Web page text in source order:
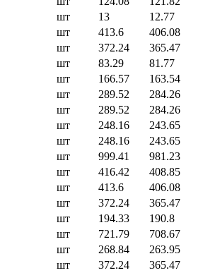
шт 13
12.77
шт 413.6
406.08
шт 372.24
365.47
шт 83.29
81.77
шт 166.57
163.54
шт 289.52
284.26
шт 289.52
284.26
шт 248.16
243.65
шт 248.16
243.65
шт 999.41
981.23
шт 416.42
408.85
шт 413.6
406.08
шт 372.24
365.47
шт 194.33
190.8
шт 721.79
708.67
шт 268.84
263.95
шт 372.24
365.47